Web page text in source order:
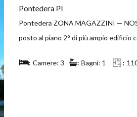
Pontedera PI
Pontedera ZONA MAGAZZINI —
posto al piano 2° di più ampio edificio
Camere: 3 Bagni: 1